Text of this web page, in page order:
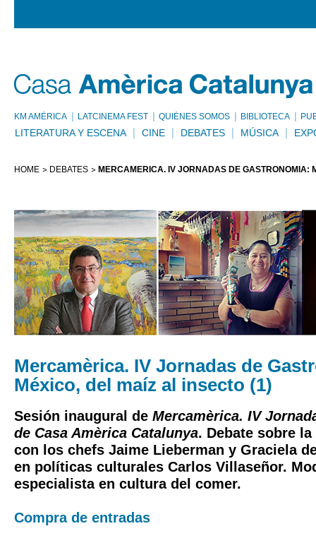
KM AMÈRICA LATCINEMA FEST QUIÉNES SOMOS BIBLIOTECA
LITERATURA Y ESCENA CINE DEBATES MÚSICA
HOME DEBATES MERCAMÈRICA. IV JORNADAS DE GASTRONOMÍA:
Mercamèrica. IV Jornadas de
México, del maíz al insecto (1)
Sesión inaugural de Mercamèrica. IV
de Casa Amèrica Catalunya. Debate sobre la
con los chefs Jaime Lieberman y Graciela
en políticas culturales Carlos Villaseñor.
especialista en cultura del comer.
Compra de entradas